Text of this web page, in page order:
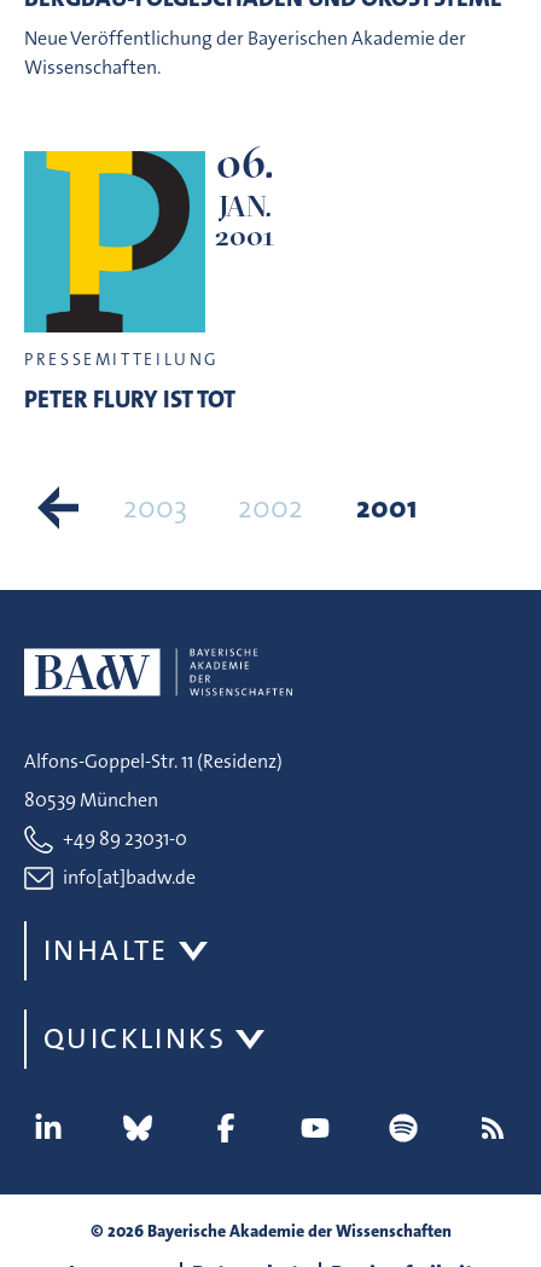
Neue Veröffentlichung der Bayerischen Akademie der
Wissenschaften.
06.
JAN.
2001
PRESSEMITTEILUNG
PETER FLURY IST TOT
2004 2003 2002 2001
Alfons-Goppel-Str. 11 (Residenz)
80539 München
+49 89 23031-0
info[at]badw.de
INHALTE
QUICKLINKS
© 2026 Bayerische Akademie der Wissenschaften